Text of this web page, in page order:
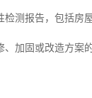
测报告，包括房
加固或改造方案的